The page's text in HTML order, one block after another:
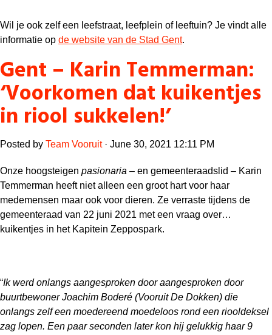
Wil je ook zelf een leefstraat, leefplein of leeftuin? Je vindt alle
informatie op de website van de Stad Gent.
Gent – Karin Temmerman:
‘Voorkomen dat kuikentjes
in riool sukkelen!’
Posted by Team Vooruit· June 30, 2021 12:11 PM
Onze hoogsteigen pasionaria – en gemeenteraadslid – Karin
Temmerman heeft niet alleen een groot hart voor haar
medemensen maar ook voor dieren. Ze verraste tijdens de
gemeenteraad van 22 juni 2021 met een vraag over…
kuikentjes in het Kapitein Zeppospark.
“Ik werd onlangs aangesproken door aangesproken door
buurtbewoner Joachim Boderé (Vooruit De Dokken) die
onlangs zelf een moedereend moedeloos rond een riooldeksel
zag lopen. Een paar seconden later kon hij gelukkig haar 9